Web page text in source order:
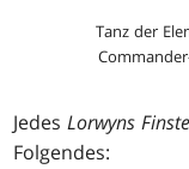
Tanz der
JedesLorwyns
Folgendes: